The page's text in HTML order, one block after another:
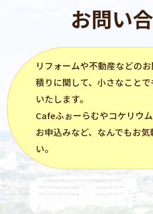
お問い
リフォームや不動産などの
積りに関して、小さなこと
いたします。
Cafeふぉーらむやコケリウム
お申込みなど、なんでもお
い。